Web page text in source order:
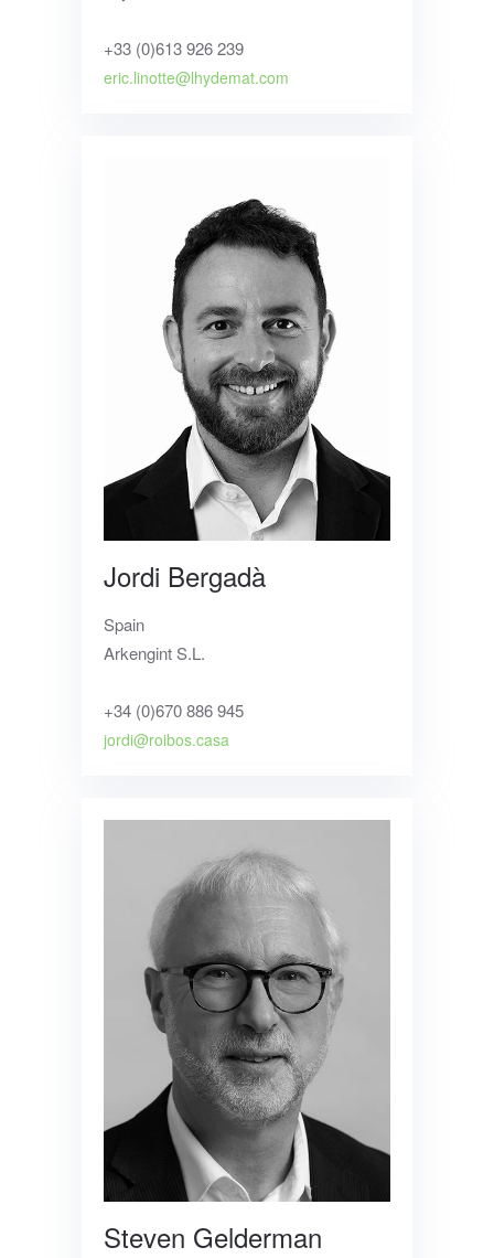
+33 (0)613 926 239
eric.linotte@lhydemat.com
Jordi Bergadà
Spain
Arkengint S.L.
+34 (0)670 886 945
jordi@roibos.casa
Steven Gelderman